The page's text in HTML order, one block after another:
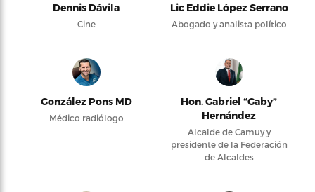
Dennis Dávila
Cine
Lic Eddie López Serrano
Abogado y analista político
González Pons MD
Médico radiólogo
Hon. Gabriel “Gaby”
Hernández
Alcalde de Camuy y
presidente de la Federación
de Alcaldes